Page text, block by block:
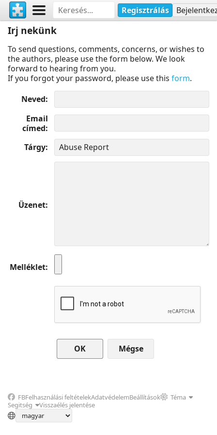
Regisztrálás
Irj nekünk
To send questions, comments, concerns, or wishes to
the authors, please use the form below. We look
forward to hearing from you.
If you forgot your password, please use this form.
Neved
Email
címed
Tárgy
Üzenet
Melléklet
Mégse
FBFelhasználási feltételekAdatvédelemBeállítások
Téma
Segitség
Visszaélés jelentése